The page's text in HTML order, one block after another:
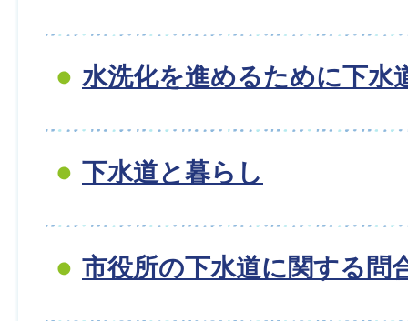
水洗化を進めるために下水
下水道と暮らし
市役所の下水道に関する問